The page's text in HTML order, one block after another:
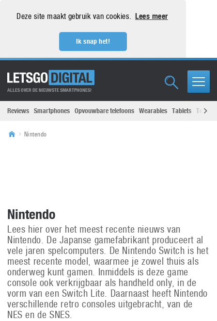
Deze site maakt gebruik van cookies. Lees meer
Ik snap het!
ALLES OVER DE NIEUWSTE SMARTPHONES!
Reviews Smartphones Opvouwbare telefoons Wearables Tablets
Nintendo
Nintendo
Lees hier over het meest recente nieuws van
Nintendo. De Japanse gamefabrikant produceert al
vele jaren spelcomputers. De Nintendo Switch is het
meest recente model, waarmee je zowel thuis als
onderweg kunt gamen. Inmiddels is deze game
console ook verkrijgbaar als handheld only, in de
vorm van een Switch Lite. Daarnaast heeft Nintendo
verschillende retro consoles uitgebracht, van de
NES en de SNES.